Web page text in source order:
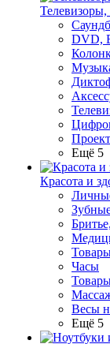
Телевизоры,
DVD,
Ещё 5
Красота и
Часы
Весы
Ещё 5